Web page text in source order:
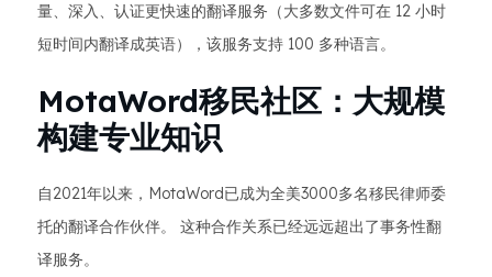
量、深入、认证更快速的翻译服务（大多数文件可在 12 小时
短时间内翻译成英语），该服务支持 100 多种语言。
MotaWord移民社区：大规模
构建专业知识
自2021年以来，MotaWord已成为全美3000多名移民律师委
托的翻译合作伙伴。 这种合作关系已经远远超出了事务性翻
译服务。